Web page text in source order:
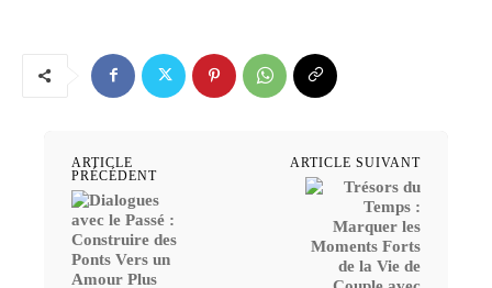
ARTICLE
PRÉCÉDENT
ARTICLE SUIVANT